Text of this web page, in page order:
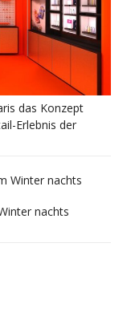
das Konzept
Erlebnis der
nachts